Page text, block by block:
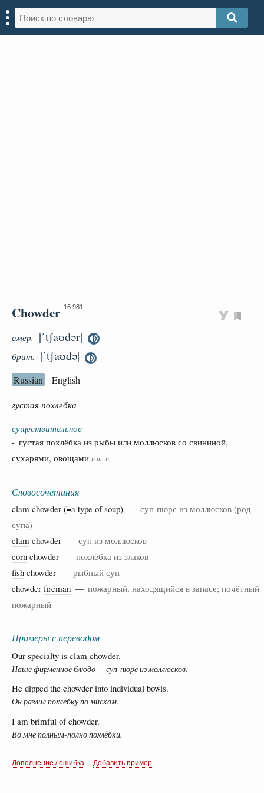
Chowder 16 981
амер. |ˈtʃaʊdər|
брит. |ˈtʃaʊdə|
Russian English
густая похлебка
существительное
- густая похлёбка из рыбы или моллюсков со свининой,
сухарями, овощами и т. п.
Словосочетания
clam chowder (=a type ofsoup) — суп-пюре из моллюсков (род
супа)
clam chowder — суп из моллюсков
corn chowder — похлёбка из злаков
fish chowder — рыбный суп
chowder fireman — пожарный, находящийся в запасе; почётный
пожарный
Примеры с переводом
Our specialty is clam chowder.
Наше фирменное блюдо — суп-пюре из моллюсков.
He dipped the chowder into individual bowls.
Он разлил похлёбку по мискам.
I am brimful of chowder.
Во мне полным-полно похлёбки.
Дополнение / ошибка Добавить пример